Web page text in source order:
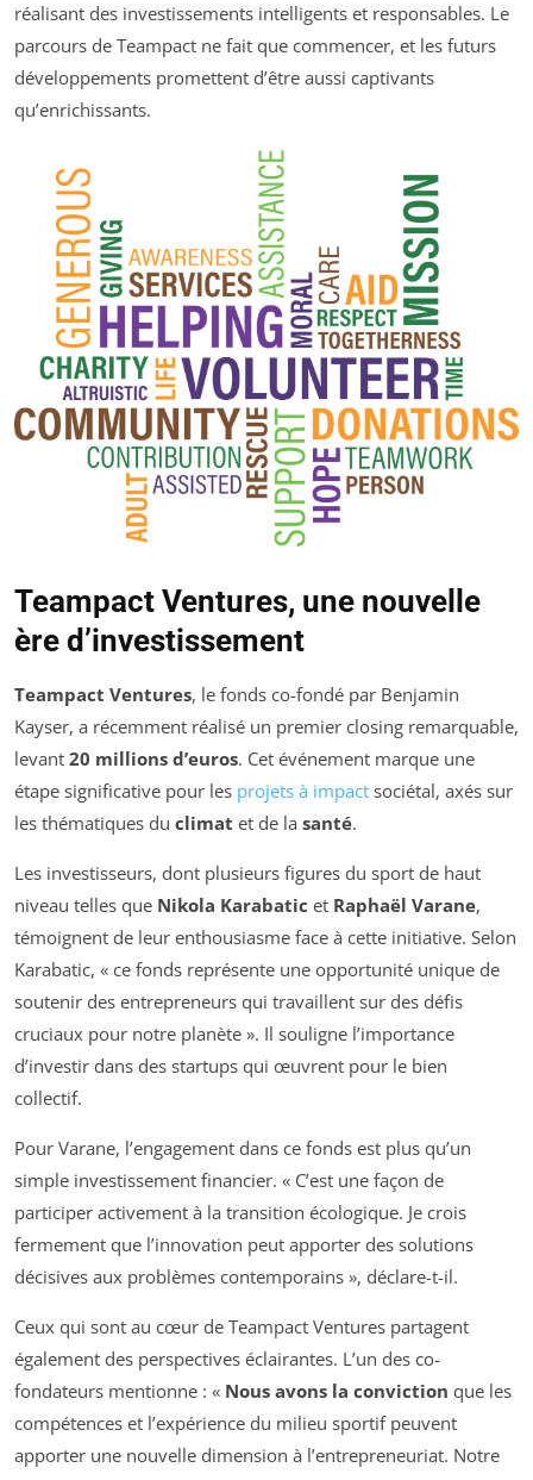
réalisant des investissements intelligents et responsables. Le
parcours de Teampact ne fait que commencer, et les futurs
développements promettent d’être aussi captivants
qu’enrichissants.
Teampact Ventures, une nouvelle
ère d’investissement
Teampact Ventures, le fonds co-fondé par Benjamin
Kayser, a récemment réalisé un premier closing remarquable,
levant 20 millions d’euros. Cet événement marque une
étape significative pour les projets à impact sociétal, axés sur
les thématiques du climat et de la santé.
Les investisseurs, dont plusieurs figures du sport de haut
niveau telles que Nikola Karabatic et Raphaël Varane,
témoignent de leur enthousiasme face à cette initiative. Selon
Karabatic, « ce fonds représente une opportunité unique de
soutenir des entrepreneurs qui travaillent sur des défis
cruciaux pour notre planète ». Il souligne l’importance
d’investir dans des startups qui œuvrent pour le bien
collectif.
Pour Varane, l’engagement dans ce fonds est plus qu’un
simple investissement financier. « C’est une façon de
participer activement à la transition écologique. Je crois
fermement que l’innovation peut apporter des solutions
décisives aux problèmes contemporains », déclare-t-il.
Ceux qui sont au cœur de Teampact Ventures partagent
également des perspectives éclairantes. L’un des co-
fondateurs mentionne : « Nous avons la conviction que les
compétences et l’expérience du milieu sportif peuvent
apporter une nouvelle dimension à l’entrepreneuriat. Notre